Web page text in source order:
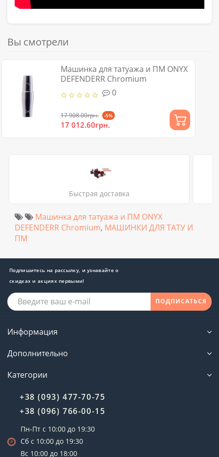
Вы смотрели
Машинка для татуажа и ПМ ONYX
DEFENDERR Chromium
0
17 908.00грн. -5%
17 012.60грн.
Быстрая доставка
Машинка для татуажа и ПМ ONYX
DEFENDERR Chromium, МАШИНКИ ДЛЯ ТАТУ И
ПМ
Подпишитесь на рассылку, и узнавайте о
скидках и акциях первыми!
ПОДПИСАТЬСЯ
Информация
Дополнительно
Категории
+38 (093) 477-70-75
+38 (096) 766-00-15
Пн-Пт с 10:00 до 19:30
Сб с 10:00 до 19:30
Вс 10:00 до 18:00